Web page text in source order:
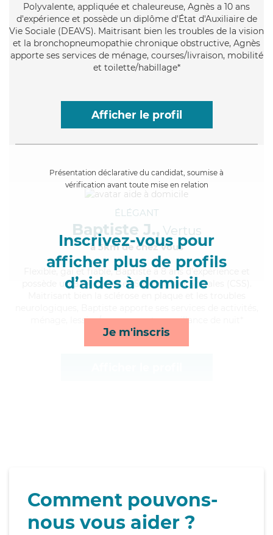
Polyvalente, appliquée et chaleureuse, Agnès a 10 ans
d'expérience et possède un diplôme d'État d'Auxiliaire de
Vie Sociale (DEAVS). Maitrisant bien les troubles de la vision
et la bronchopneumopathie chronique obstructive, Agnès
apporte ses services de ménage, courses/livraison, mobilité
et toilette/habillage*
Afficher le profil
Présentation déclarative du candidat, soumise à
vérification avant toute mise en relation
Inscrivez-vous pour
afficher plus de profils
d’aides à domicile
Je m'inscris
ÉLÉGANT
Baptiste J., Vertus
à 5km de chez Vous
, gai et fiable, Baptiste a 8 ans d'expérience et
possède un BEP Carrières Sanitaires et Sociales (CSS).
ménage, lessive/repassage et surveillance de nuit*
Comment pouvons-
nous vous aider ?